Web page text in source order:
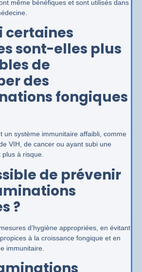
même bénéfiques et sont utilisés dans
certaines
sont-elles plus
de
des
fongiques
un système immunitaire affaibli, comme
VIH, de cancer ou ayant subi une
à risque.
de prévenir
?
d’hygiène appropriées, en évitant
à la croissance fongique et en
immunitaire.